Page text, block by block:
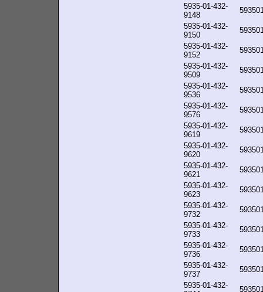
5935-01-432-
9148
5935-01-432-
9150
5935-01-432-
9152
5935-01-432-
9509
5935-01-432-
9536
5935-01-432-
9576
5935-01-432-
9619
5935-01-432-
9620
5935-01-432-
9621
5935-01-432-
9623
5935-01-432-
9732
5935-01-432-
9733
5935-01-432-
9736
5935-01-432-
9737
5935-01-432-